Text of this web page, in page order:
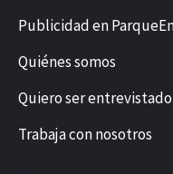
Publicidad en
Quiénes somos
Quiero ser entrevistado
Trabaja con nosotros